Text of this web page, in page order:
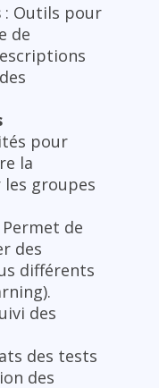
: Outils pour
de
pour
la
groupes
Permet de
des
différents
des
des tests
des